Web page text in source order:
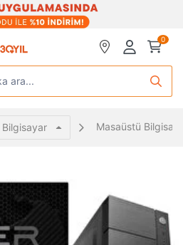
0
ara...
Bilgisayar Masaüstü